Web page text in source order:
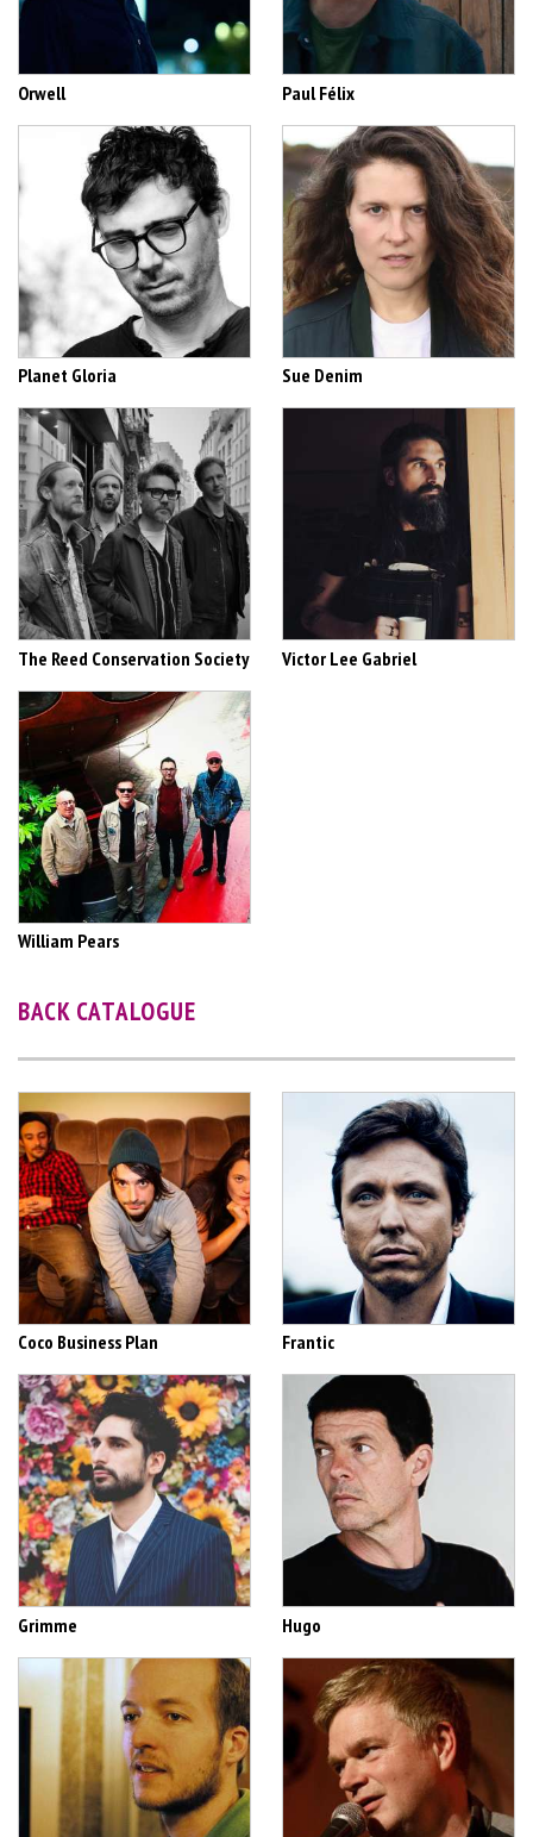
Orwell Paul Félix
Planet Gloria Sue Denim
The Reed Conservation Society Victor Lee Gabriel
William Pears
BACK CATALOGUE
Coco Business Plan Frantic
Grimme Hugo